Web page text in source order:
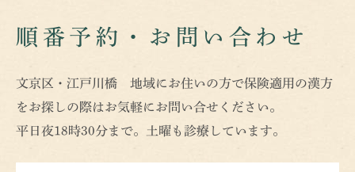
順番予約・お問い合わせ
文京区・江戸川橋 地域にお住いの方で保険適用の漢方
をお探しの際はお気軽にお問い合せください。
平日夜18時30分まで。土曜も診療しています。